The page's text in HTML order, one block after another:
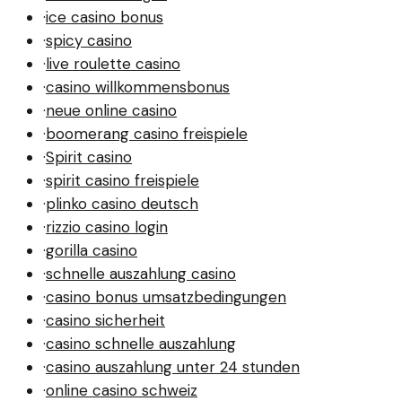
·ice casino bonus
·spicy casino
·live roulette casino
·casino willkommensbonus
·neue online casino
·boomerang casino freispiele
·Spirit casino
·spirit casino freispiele
·plinko casino deutsch
·rizzio casino login
·gorilla casino
·schnelle auszahlung casino
·casino bonus umsatzbedingungen
·casino sicherheit
·casino schnelle auszahlung
·casino auszahlung unter 24 stunden
·online casino schweiz